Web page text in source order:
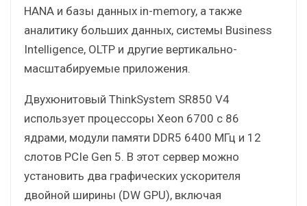
HANA и базы данных in-memory, а также
аналитику больших данных, системы Business
Intelligence, OLTP и другие вертикально-
масштабируемые приложения.
Двухюнитовый ThinkSystem SR850 V4
использует процессоры Xeon 6700 с 86
ядрами, модули памяти DDR5 6400 МГц и 12
слотов PCIe Gen 5. В этот сервер можно
установить два графических ускорителя
двойной ширины (DW GPU), включая